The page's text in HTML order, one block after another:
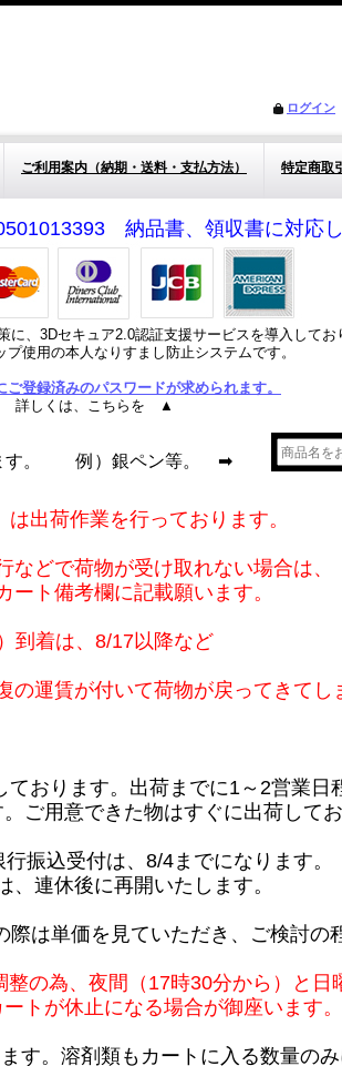
ログイン
ご利用案内（納期・送料・支払方法） 特定商取
納品書、領収書に対応し
に、3Dセキュア2.0認証支援サービスを導入してお
プ使用の本人なりすまし防止システムです。
ご登録済みのパスワードが求められます。
詳しくは、こちらを ▲
ます。 例）銀ペン等。 ➡
は出荷作業を行っております。
などで荷物が受け取れない場合は、
ート備考欄に記載願います。
到着は、8/17以降など
の運賃が付いて荷物が戻ってきてし
おります。出荷までに1～2営業日
ご用意できた物はすぐに出荷してお
振込受付は、8/4までになります。
、連休後に再開いたします。
は単価を見ていただき、ご検討の
の為、夜間（17時30分から）と日
トが休止になる場合が御座います。
す。溶剤類もカートに入る数量のみ